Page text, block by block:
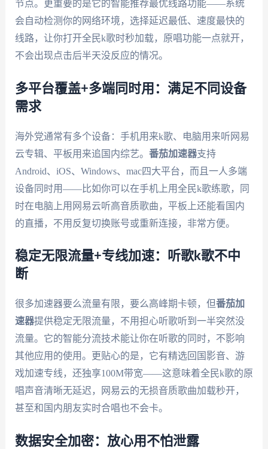
节点。更重要的是它的智能推荐最优线路功能——系统
会自动检测你的网络环境，选择延迟最低、速度最快的
线路，让你打开全民k歌时秒加载，原唱功能一点就开，
不会出现点击后半天没反应的情况。
多平台覆盖+多端同时用：满足不同设备
需求
海外党通常有多个设备：手机用来k歌、电脑用来听网易
云专辑、平板用来追国内综艺。 番茄加速器支持
Android、iOS、Windows、mac四大平台，而且一人多端
设备同时用——比如你可以在手机上用全民k歌练歌，同
时在电脑上用网易云听高音质歌曲，平板上还能看国内
的直播，不用反复切换账号或重新连接，非常方便。
稳定无限流量+专线加速：听歌k歌不中
断
很多加速器要么流量有限，要么高峰期卡顿，但番茄加
速器提供稳定无限流量，不用担心听歌听到一半突然没
流量。它的智能分流技术能让你在听歌的同时，不影响
其他应用的使用。更贴心的是，它有精选回国影音、游
戏加速专线，还独享100M带宽——这意味着全民k歌的原
唱声音清晰无延迟，网易云的无损音质歌曲加载秒开，
甚至和国内朋友实时合唱也不会卡。
数据安全加密：放心用不怕泄露